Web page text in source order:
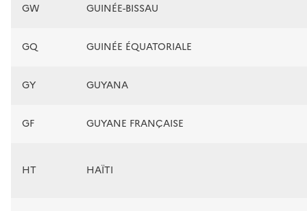
GW GUINÉE-BISSAU
GQ GUINÉE ÉQUATORIALE
GY GUYANA
GF GUYANE FRANÇAISE
HT HAÏTI